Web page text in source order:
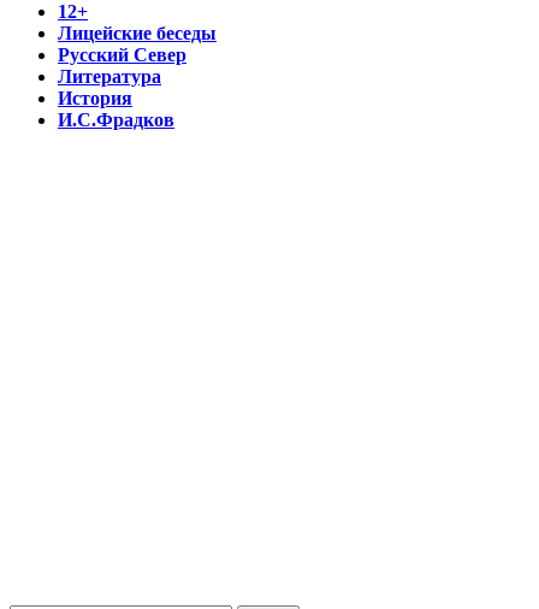
12+
Лицейские беседы
Русский Север
Литература
История
И.С.Фрадков